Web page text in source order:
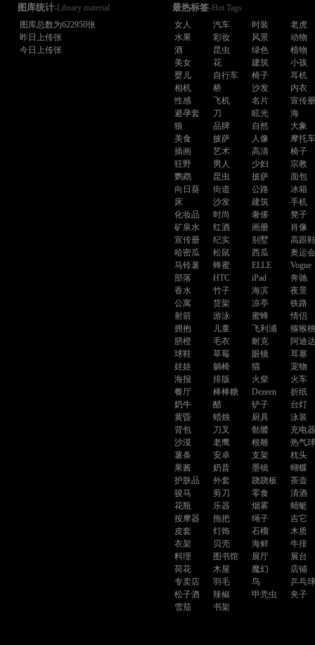
图库统计-Library material
图库总数为622950张
昨日上传张
今日上传张
最热标签-Hot Tags
女人
汽车 时装
老虎
水果
彩妆 风景
动物
酒
昆虫 绿色
植物
美女
花 建筑
小孩
婴儿
自行车 椅子
耳机
相机
桥 沙发
内衣
性感
飞机 名片
宣传册
避孕套
刀 眩光
海
狼
品牌 自然
大象
美食
披萨 人像
摩托车
插画
艺术 高清
椅子
狂野
男人 少妇
宗教
鹦鹉
昆虫 披萨
面包
向日葵
街道 公路
冰箱
床
沙发 建筑
手机
化妆品
时尚 奢侈
凳子
矿泉水
红酒 画册
肖像
宣传册
纪实 别墅
高跟鞋
哈密瓜
松鼠 西瓜
奥运会
马铃薯
蜂蜜 ELLE
Vogue
部落
HTC iPad
奔驰
香水
竹子 海滨
夜景
公寓
货架 凉亭
铁路
射箭
游泳 蜜蜂
情侣
拥抱
儿童 飞利浦
猕猴桃
脐橙
毛衣 耐克
阿迪
球鞋
草莓 眼镜
耳塞
娃娃
躺椅 猫
宠物
海报
排版 火柴
火车
餐厅
棒棒糖 Dezeen
折纸
奶牛
醋 铲子
台灯
黄昏
蜡烛 厨具
泳装
背包
刀叉 骷髅
充电器
沙漠
老鹰 根雕
热气球
薯条
安卓 支架
枕头
果酱
奶昔 墨镜
蝴蝶
护肤品
外套 跷跷板
茶壶
骏马
剪刀 零食
清酒
花瓶
乐器 烟雾
蜻蜓
按摩器
拖把 绳子
吉它
皮套
灯饰 石榴
木质
衣架
贝壳 海鲜
牛排
料理
图书馆 展厅
展台
荷花
木屋 魔幻
店铺
专卖店
羽毛 鸟
乒乓球
松子酒
辣椒 甲壳虫
夹子
雪茄
书架